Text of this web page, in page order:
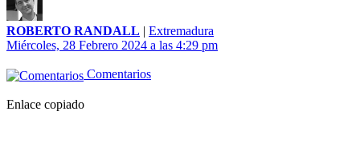
ROBERTO RANDALL | Extremadura
Miércoles, 28 Febrero 2024 a las 4:29 pm
Comentarios
Enlace copiado